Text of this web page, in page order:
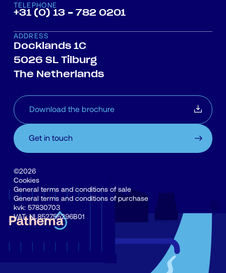
TELEPHONE
+31 (0) 13 - 782 0201
ADDRESS
Docklands 1C
5026 SL Tilburg
The Netherlands
Download the brochure
Get in touch
©2026
Cookies
General terms and conditions of sale
General terms and conditions of purchase
kvk: 57830703
VAT: NL852755296B01